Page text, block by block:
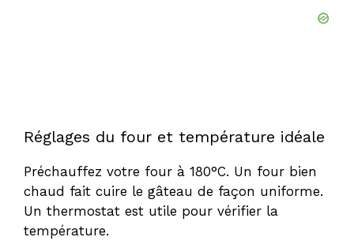
Réglages du four et température idéale
Préchauffez votre four à 180°C. Un four bien
chaud fait cuire le gâteau de façon uniforme.
Un thermostat est utile pour vérifier la
température.